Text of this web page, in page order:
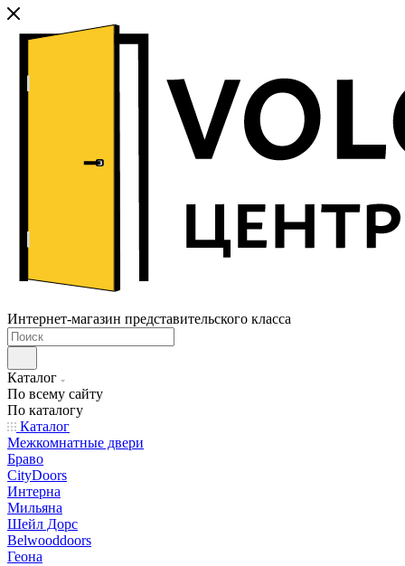
Интернет-магазин представительского класса
Каталог
По всему сайту
По каталогу
Каталог
Межкомнатные двери
Браво
CityDoors
Интерна
Мильяна
Шейл Дорс
Belwooddoors
Геона